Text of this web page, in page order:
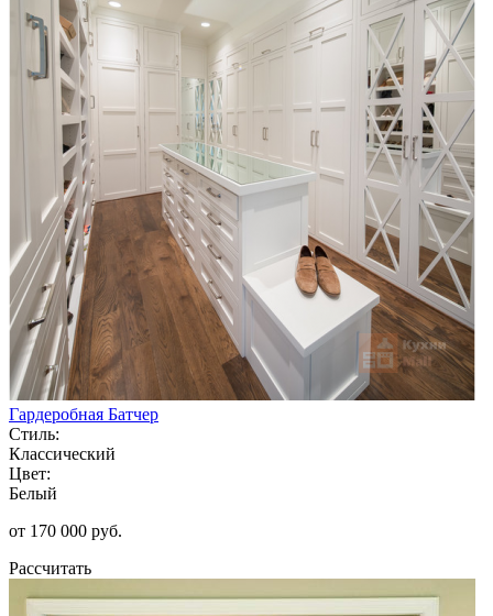
Гардеробная Батчер
Стиль:
Классический
Цвет:
Белый
от 170 000 руб.
Рассчитать